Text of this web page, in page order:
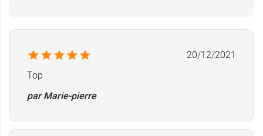
Longueur : 21 cm
Vendue à l'unité
Retrouvez également le
table Identités
20/12/2021
Top
par Marie-pierre